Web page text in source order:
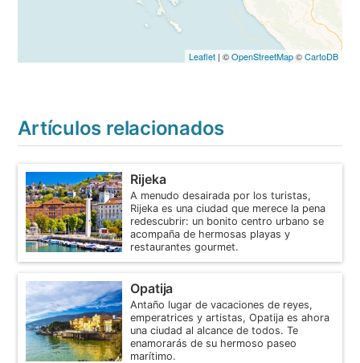
Leaflet| ©OpenStreetMap©CartoDB
Artículos relacionados
Rijeka
A menudo desairada por los turistas,
Rijeka es una ciudad que merece la pena
redescubrir: un bonito centro urbano se
acompaña de hermosas playas y
restaurantes gourmet.
Opatija
Antaño lugar de vacaciones de reyes,
emperatrices y artistas, Opatija es ahora
una ciudad al alcance de todos. Te
enamorarás de su hermoso paseo
marítimo.